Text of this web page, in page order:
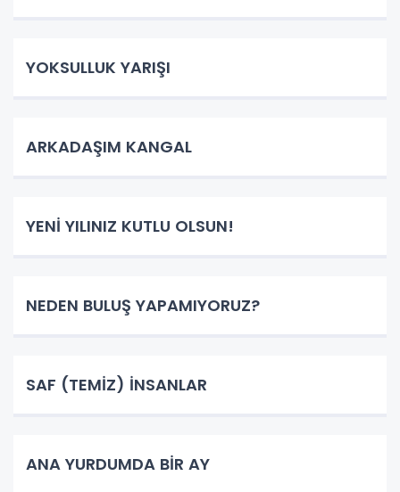
YOKSULLUK YARIŞI
ARKADAŞIM KANGAL
YENİ YILINIZ KUTLU OLSUN!
NEDEN BULUŞ YAPAMIYORUZ?
SAF (TEMİZ) İNSANLAR
ANA YURDUMDA BİR AY